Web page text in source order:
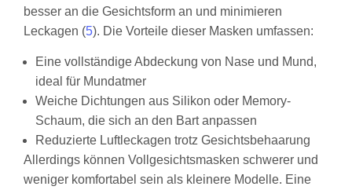
besser an die Gesichtsform an und minimieren
Leckagen (5). Die Vorteile dieser Masken umfassen:
Eine vollständige Abdeckung von Nase und Mund,
ideal für Mundatmer
Weiche Dichtungen aus Silikon oder Memory-
Schaum, die sich an den Bart anpassen
Reduzierte Luftleckagen trotz Gesichtsbehaarung
Allerdings können Vollgesichtsmasken schwerer und
weniger komfortabel sein als kleinere Modelle. Eine